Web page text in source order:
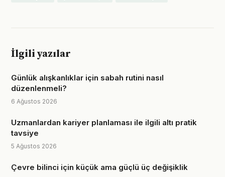
İlgili yazılar
Günlük alışkanlıklar için sabah rutini nasıl
düzenlenmeli?
6 Ağustos 2026
Uzmanlardan kariyer planlaması ile ilgili altı pratik
tavsiye
5 Ağustos 2026
Çevre bilinci için küçük ama güçlü üç değişiklik